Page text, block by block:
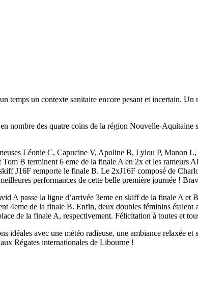
un contexte sanitaire encore pesant et incertain. Un
nombre des quatre coins de la région Nouvelle-
Léonie C, Capucine V, Apoline B, Lylou P, Manon
B terminent 6 eme de la finale A en 2x et les rameurs
J16F remporte le finale B. Le 2xJ16F composé de
performances de cette belle première journée !
A passe la ligne d’arrivée 3eme en skiff de la finale A
4eme de la finale B. Enfin, deux doubles féminins étaient
de la finale A, respectivement. Félicitation à toutes et
idéales avec une météo radieuse, une ambiance relaxée
aux Régates internationales de Libourne !